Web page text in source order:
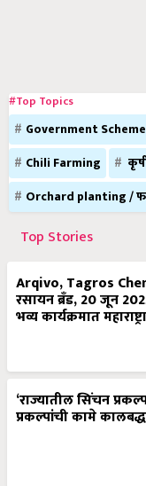
Government
Chili Farming
कृषी
Orchard planting /
Top Stories
रसायन ब्रँड, 20 जून
भव्य कार्यक्रमात
प्रकल्पांची कामे